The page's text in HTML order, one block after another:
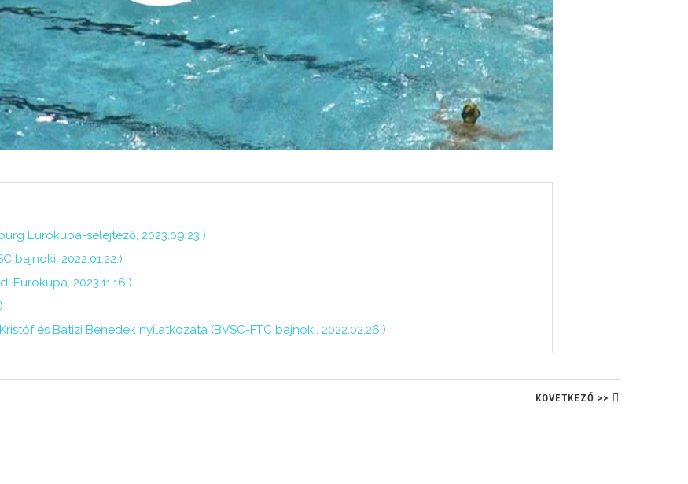
Eurokupa-selejtező, 2023.09.23.)
bajnoki, 2022.01.22.)
Eurokupa, 2023.11.16.)
és Batizi Benedek nyilatkozata (BVSC-FTC bajnoki, 2022.02.26.)
KÖVETKEZŐ >>